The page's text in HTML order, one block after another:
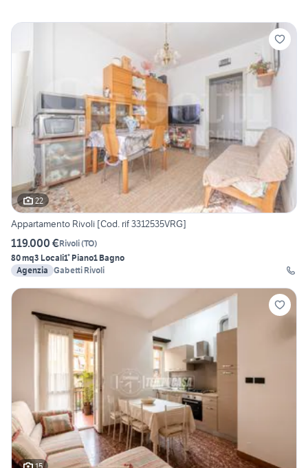
22
Appartamento Rivoli [Cod. rif 3312535VRG]
119.000 €Rivoli(TO)
80 mq3 Locali1° Piano1 Bagno
Agenzia Gabetti Rivoli